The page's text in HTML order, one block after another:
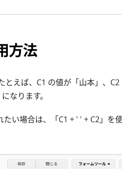
方法
えば、C1 の値が「山本」、C2
なります。
い場合は、「C1 + ' ' + C2」を